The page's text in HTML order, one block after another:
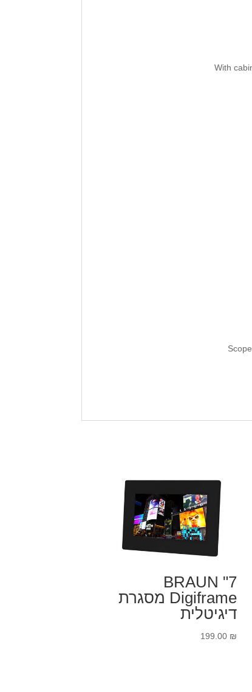
With
7" BRAUN
Digiframe מסגרת
דיגיטלית
199.00 ₪